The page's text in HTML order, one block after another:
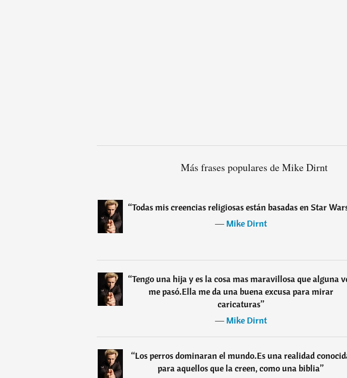
Más frases populares de Mike Dirnt
“Todas mis creencias religiosas están basadas en Star
―Mike Dirnt
“Tengo una hija y es la cosa mas maravillosa que alguna
me pasó.Ella me da una buena excusa para mirar
caricaturas”
―Mike Dirnt
“Los perros dominaran el mundo.Es una realidad
para aquellos que la creen, como una biblia”